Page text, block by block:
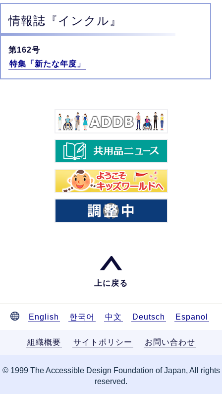
情報誌 『インクル』
第162号
特集「新たな年度」
上に戻る
English 한국어 中文 Deutsch Espanol
組織概要 サイトポリシー お問い合わせ
© 1999 The Accessible Design Foundation of Japan, All rights
reserved.